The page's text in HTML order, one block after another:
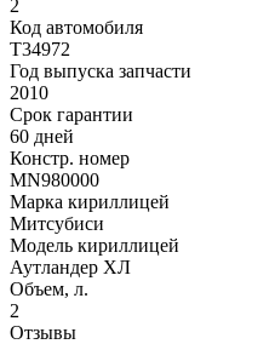
2
Код автомобиля
T34972
Год выпуска запчасти
2010
Срок гарантии
60 дней
Констр. номер
MN980000
Марка кириллицей
Митсубиси
Модель кириллицей
Аутландер XЛ
Объем, л.
2
Отзывы